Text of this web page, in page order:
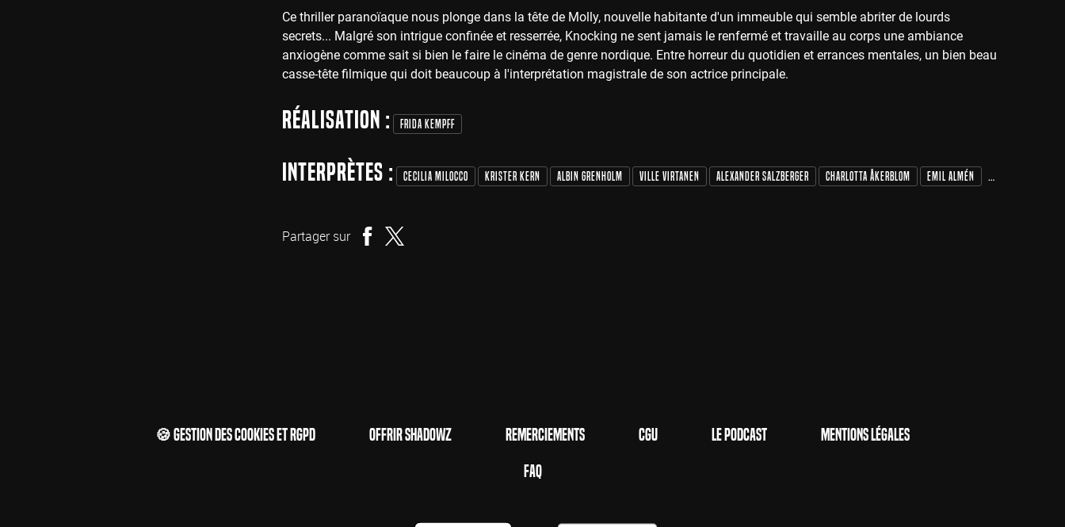
Ce thriller paranoïaque nous plonge dans la tête de Molly, nouvelle habitante d'un immeuble qui semble abriter de lourds
secrets... Malgré son intrigue confinée et resserrée, Knocking ne sent jamais le renfermé et travaille au corps une ambiance
anxiogène comme sait si bien le faire le cinéma de genre nordique. Entre horreur du quotidien et errances mentales, un bien beau
casse-tête filmique qui doit beaucoup à l'interprétation magistrale de son actrice principale.
Réalisation : Frida Kempff
Interprètes : Cecilia Milocco Krister Kern Albin Grenholm Ville Virtanen Alexander Salzberger Charlotta Åkerblom Emil Almén Tobias Almborg
Partager sur
🍪 Gestion des cookies et RGPD Offrir Shadowz Remerciements CGU Le Podcast
Mentions Légales
FAQ